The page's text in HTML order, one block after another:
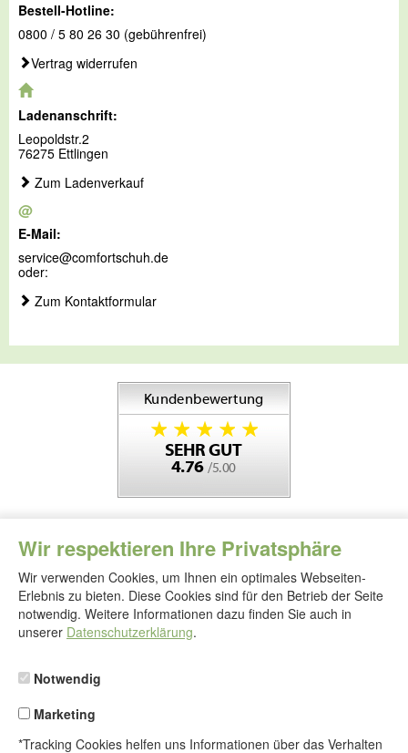
Wir respektieren Ihre Privatsphäre
Wir verwenden Cookies, um Ihnen ein optimales Webseiten-
Erlebnis zu bieten. Diese Cookies sind für den Betrieb der Seite
notwendig. Weitere Informationen dazu finden Sie auch in
unserer Datenschutzerklärung.
Notwendig
Marketing
*Tracking Cookies helfen uns Informationen über das Verhalten
Bestell-Hotline:
0800 / 5 80 26 30 (gebührenfrei)
Vertrag widerrufen
Ladenanschrift:
Leopoldstr.2
76275 Ettlingen
Zum Ladenverkauf
@
E-Mail:
service@comfortschuh.de
oder:
Zum Kontaktformular
Folgen